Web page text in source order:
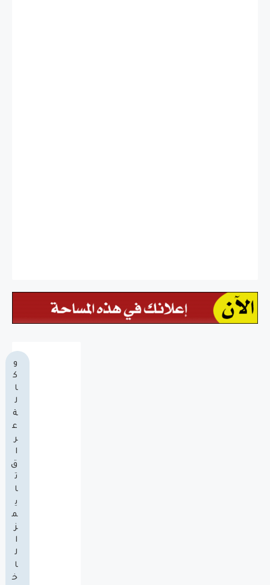
و
ك
ا
ل
ة
ع
ر
ا
ق
ت
ا
ي
م
ز
ا
ل
ا
خ